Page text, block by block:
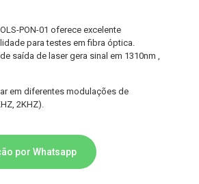
PON-01 oferece excelente
para testes em fibra óptica.
saída de laser gera sinal em 1310nm ,
em diferentes modulações de
2KHZ).
por Whatsapp